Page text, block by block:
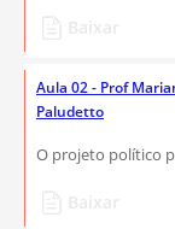
Aula 02 - Prof
Paludetto
O projeto político